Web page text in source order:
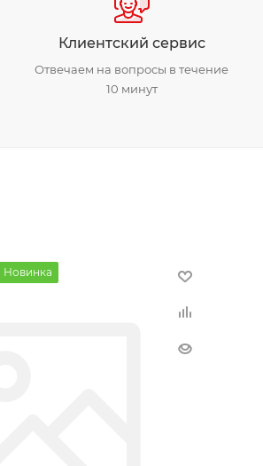
Клиентский сервис
Отвечаем на вопросы в течение
10 минут
Новинка